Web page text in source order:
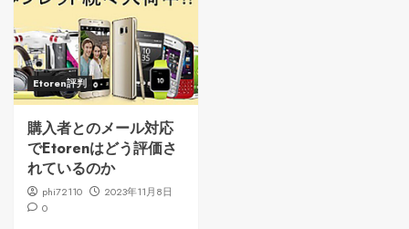
Etoren評判
購入者とのメール対応
でEtorenはどう評価さ
れているのか
phi72110
2023年11月8日
0